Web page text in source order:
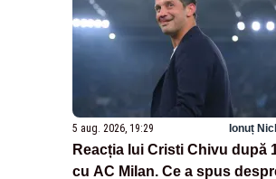
5 aug. 2026, 19:29 Ionuț
Reacția lui Cristi Chivu după
cu AC Milan. Ce a spus